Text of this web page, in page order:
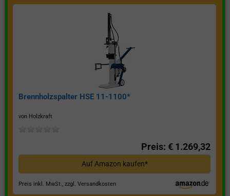
Brennholzspalter HSE 11-1100*
von Holzkraft
Preis: € 1.269,32
Auf Amazon kaufen*
Preis inkl. MwSt., zzgl. Versandkosten